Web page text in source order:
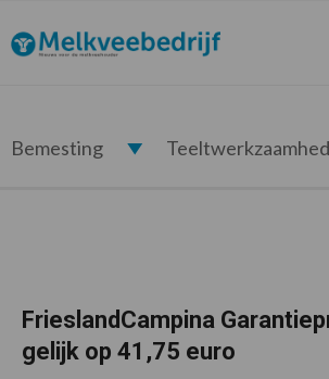
de
hoofdnavigatie
de
hoofd
de
eerste
de
voettekst
Melkveebedrijf.nl
Bemesting
FrieslandCampina
gelijk op 41,75 euro